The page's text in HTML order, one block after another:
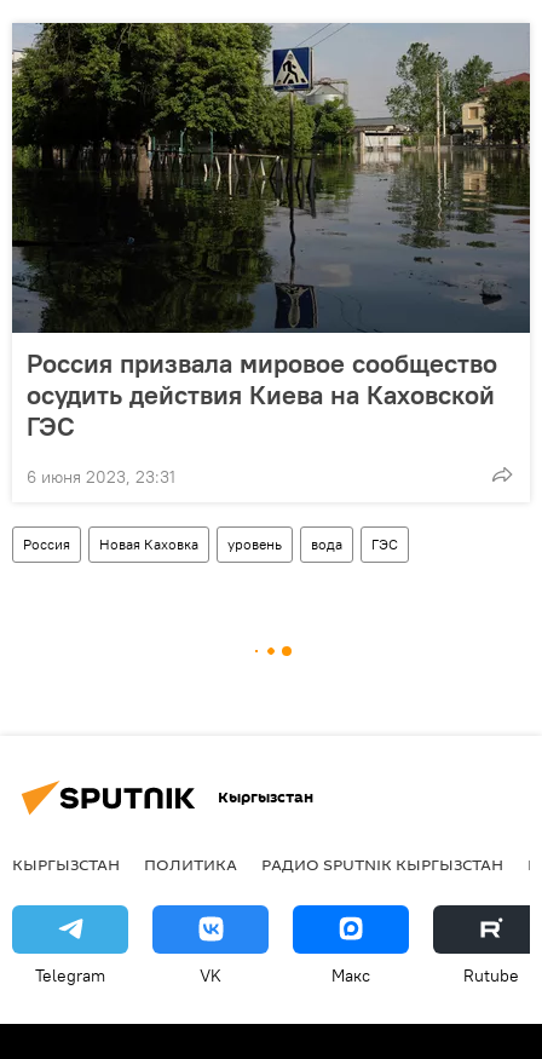
Россия призвала мировое сообщество
осудить действия Киева на Каховской
ГЭС
6 июня 2023, 23:31
Россия Новая Каховка уровень вода ГЭС
Кыргызстан
КЫРГЫЗСТАН ПОЛИТИКА РАДИО SPUTNIK КЫРГЫЗСТАН
Telegram VK Макс Rutube